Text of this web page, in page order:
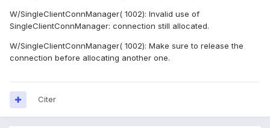
W/SingleClientConnManager( 1002): Invalid use of
SingleClientConnManager: connection still allocated.
W/SingleClientConnManager( 1002): Make sure to release the
connection before allocating another one.
Citer